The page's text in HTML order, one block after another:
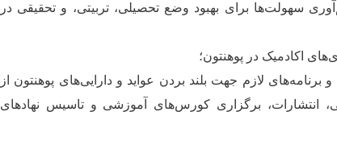
آوری سهولتها برای بهبود وضع تحصیلی، تربیتی، و تحقیقی در
های اکادمیک در پوهنتون؛
و برنامههای لازم جهت بلند بردن عواید و داراییهای پوهنتون از
انتشارات، برگزاری کورسهای آموزشی و تاسیس نهادهای